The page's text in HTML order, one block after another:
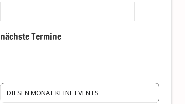
nächste Termine
DIESEN MONAT KEINE EVENTS